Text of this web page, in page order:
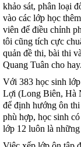
khảo sát, phân loại
vào các lớp học
viên để điều chỉnh
tôi cũng tích cực
quản đề thi, bài thi
Quang Tuân cho hay.
Với 383 học sinh
Lợi (Long Biên, Hà
để định hướng ôn
phù hợp, học sinh
lớp 12 luôn là